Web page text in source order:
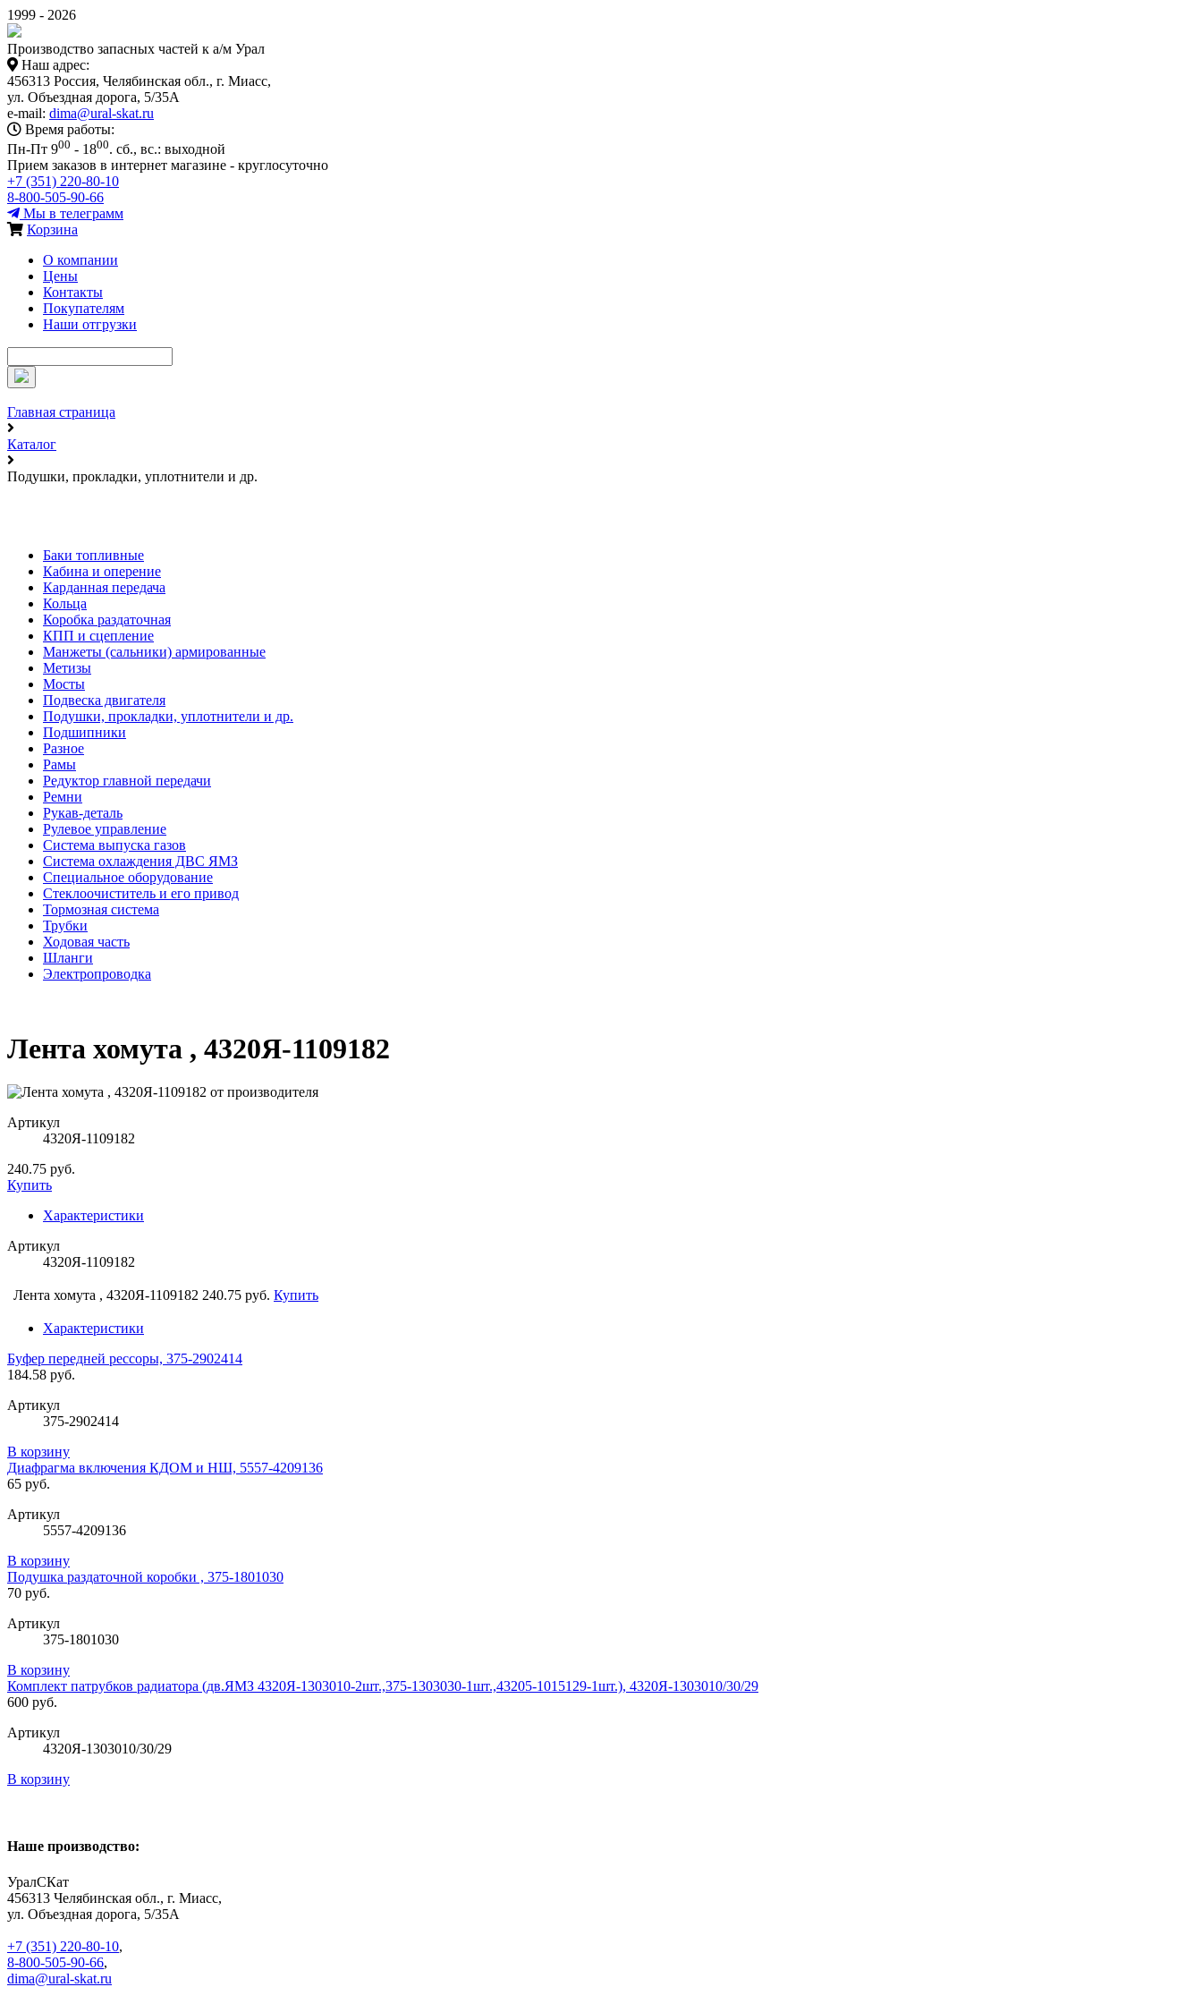
1999 - 2026
Производство запасных частей к а/м Урал
Наш адрес:
456313 Россия, Челябинская обл., г. Миасс,
ул. Объездная дорога, 5/35А
e-mail: dima@ural-skat.ru
Время работы:
Пн-Пт 900 - 1800. сб., вс.: выходной
Прием заказов в интернет магазине - круглосуточно
+7 (351) 220-80-10
8-800-505-90-66
Мы в телеграмм
Корзина
О компании
Цены
Контакты
Покупателям
Наши отгрузки
Главная страница
Каталог
Подушки, прокладки, уплотнители и др.
Баки топливные
Кабина и оперение
Карданная передача
Кольца
Коробка раздаточная
КПП и сцепление
Манжеты (сальники) армированные
Метизы
Мосты
Подвеска двигателя
Подушки, прокладки, уплотнители и др.
Подшипники
Разное
Рамы
Редуктор главной передачи
Ремни
Рукав-деталь
Рулевое управление
Система выпуска газов
Система охлаждения ДВС ЯМЗ
Специальное оборудование
Стеклоочиститель и его привод
Тормозная система
Трубки
Ходовая часть
Шланги
Электропроводка
Лента хомута , 4320Я-1109182
Артикул
4320Я-1109182
240.75 руб.
Купить
Характеристики
Артикул
4320Я-1109182
Лента хомута , 4320Я-1109182 240.75 руб. Купить
Характеристики
Буфер передней рессоры, 375-2902414
184.58 руб.
Артикул
375-2902414
В корзину
Диафрагма включения КДОМ и НШ, 5557-4209136
65 руб.
Артикул
5557-4209136
В корзину
Подушка раздаточной коробки , 375-1801030
70 руб.
Артикул
375-1801030
В корзину
Комплект патрубков радиатора (дв.ЯМЗ 4320Я-1303010-2шт.,375-1303030-1шт.,43205-1015129-1шт.), 4320Я-1303010/30/29
600 руб.
Артикул
4320Я-1303010/30/29
В корзину
Наше производство:
УралСКат
456313 Челябинская обл., г. Миасс,
ул. Объездная дорога, 5/35А
+7 (351) 220-80-10,
8-800-505-90-66,
dima@ural-skat.ru